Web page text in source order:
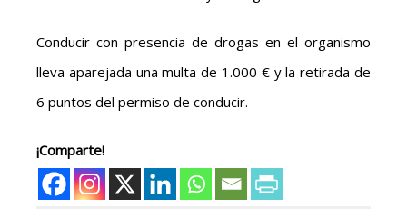
Conducir con presencia de drogas en el organismo
lleva aparejada una multa de 1.000 € y la retirada de
6 puntos del permiso de conducir.
¡Comparte!